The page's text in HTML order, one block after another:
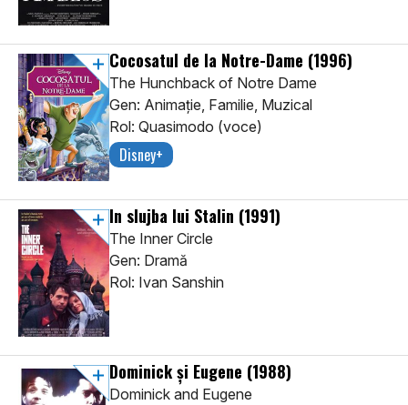
Cocosatul de la Notre-Dame (1996)
The Hunchback of Notre Dame
Gen: Animaţie, Familie, Muzical
Rol: Quasimodo (voce)
Disney+
In slujba lui Stalin (1991)
The Inner Circle
Gen: Dramă
Rol: Ivan Sanshin
Dominick și Eugene (1988)
Dominick and Eugene